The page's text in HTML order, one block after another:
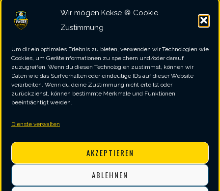
Wir mögen Kekse 🍪 Cookie
Zustimmung
Um dir ein optimales Erlebnis zu bieten, verwenden wir Technologien wie
Cookies, um Geräteinformationen zu speichern und/oder darauf
zuzugreifen. Wenn du diesen Technologien zustimmst, können wir
Daten wie das Surfverhalten oder eindeutige IDs auf dieser Website
verarbeiten. Wenn du deine Zustimmung nicht erteilst oder
zurückziehst, können bestimmte Merkmale und Funktionen
beeinträchtigt werden.
Dienste verwalten
AKZEPTIEREN
ABLEHNEN
Da wir als Sparte eines größeren Sportvereins
organisiert sind, besteht der Mitgliedsbeitrag
prinzipiell aus zwei Bestandteilen.
Hauptverein, der von jedem Mitglied zu
entrichten ist. Darüber hinaus wird von jeder
Sparte ein individueller Spartenbeiträge
erhoben. Die aktuelle Höhe dieser jährlichen
Beiträge ist der nachfolgenden Tabelle zu
U18 Ü18 Familie
€24
€15